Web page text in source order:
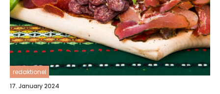
redaktionel
17. January 2024